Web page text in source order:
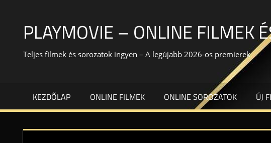
contentPLAYMOVIE – ONLINE FILMEK
Teljes filmek és sorozatok ingyen – A legújabb 2026-os premierek
KEZDŐLAP ONLINE FILMEK ONLINE SOROZATOK ÚJ